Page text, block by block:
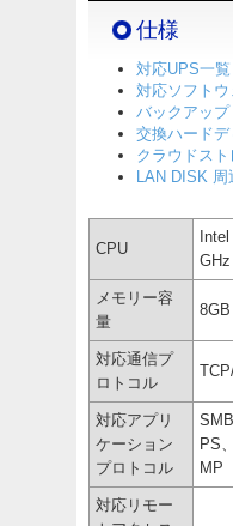
仕様
対応UPS一覧
対応ソフトウ
バックアッ
交換ハード
クラウドス
LAN DISK
CPU
GHz
メモリー容
量
8GB
対応通信プ
ロトコル
対応アプリ
ケーション
プロトコル
PS
MP
対応リモー